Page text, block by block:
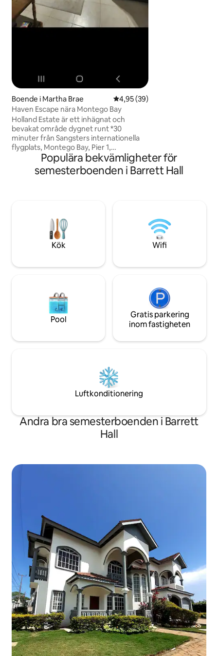
Boende i Martha Brae 4,95 av 5 i genomsnittligt
4,95 (39)
Haven Escape nära Montego Bay
Holland Estate är ett inhägnat och
bevakat område dygnet runt *30
minuter från Sangsters internationella
flygplats, Montego Bay, Pier 1,
Margaritaville med mera *1 timme från
Ochi Rios, Dunns River Falls, Mystic
Mountains med mera *5 minuter från
kryssningsfartygspir. Denna mysiga och
fridfulla halvfrittstående studio är
utrustad med luftkonditionering och
takfläkt, varmvattenberedare, Wifi,
inloggning)
Populära bekvämligheter för
semesterboenden i Barrett Hall
Kök Wifi
Pool
Gratis parkering
inom fastigheten
Luftkonditionering
Andra bra semesterboenden i Barrett
Hall